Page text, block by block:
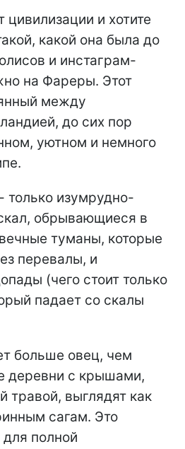
цивилизации и хотите
какой она была до
и инстаграм-
на Фареры. Этот
между
до сих пор
уютном и немного
только изумрудно-
обрывающиеся в
туманы, которые
перевалы, и
(чего стоит только
падает со скалы
больше овец, чем
деревни с крышами,
травой, выглядят как
сагам. Это
полной